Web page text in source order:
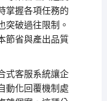
掌握各項任務的
突破過往限制。
節省與產出品質
式客服系統讓企
動化回覆機制處